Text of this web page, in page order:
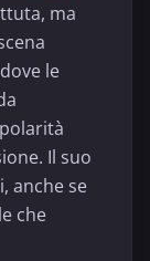
ma
le
Il suo
anche se
che